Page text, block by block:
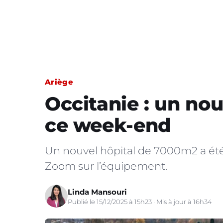
Ariège
Occitanie : un
ce week-end
Un nouvel hôpital de 7000m2 a
Zoom sur l’équipement.
Linda Mansouri
Publié le 15/12/2025 à 15h23 · Mis à jour à 16h34